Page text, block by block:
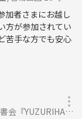
加者さまにお越し
方が参加されてい
苦手な方でも安心
』1/16(土) 10時～に参加